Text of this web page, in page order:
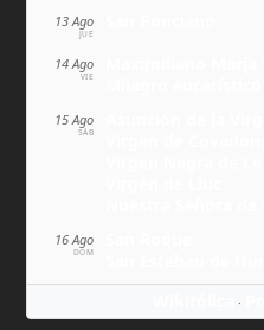
13 Ago
JUE
14 Ago
VIE
15 Ago
SÁB
16 Ago
DOM
·